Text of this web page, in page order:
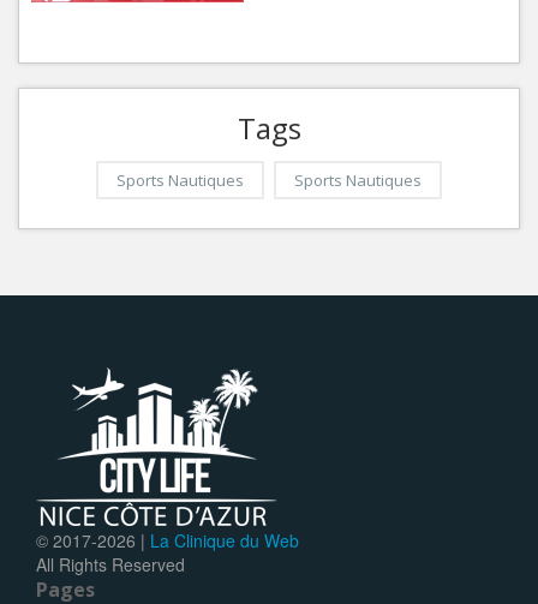
Tags
Sports Nautiques Sports Nautiques
© 2017-2026 | La Clinique du Web
All Rights Reserved
Pages